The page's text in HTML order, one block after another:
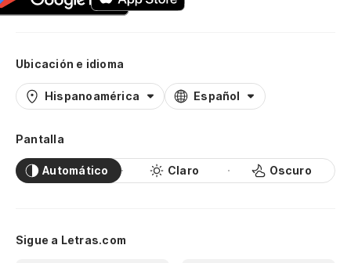
Ubicación e idioma
Hispanoamérica Español
Pantalla
Automático Claro Oscuro
Sigue a Letras.com